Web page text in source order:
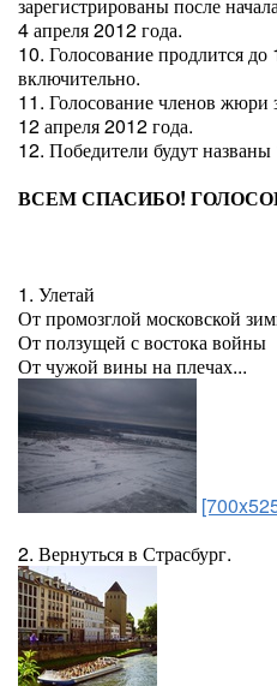
4 апреля 2012 года.
10. Голосование продлится
включительно.
11. Голосование членов жюри
12 апреля 2012 года.
12. Победители будут
ВСЕМ СПАСИБО!
1. Улетай
От промозглой московской
От ползущей с востока войны
От чужой вины на плечах...
2. Вернуться в Страсбург.